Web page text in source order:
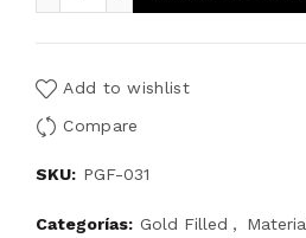
Add to wishlist
Compare
SKU: PGF-031
Categorías: Gold Filled ,